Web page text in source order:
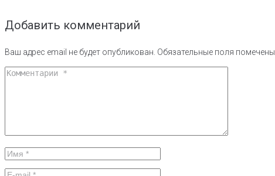
Добавить комментарий
Ваш адрес email не будет опубликован. Обязательные поля помечены